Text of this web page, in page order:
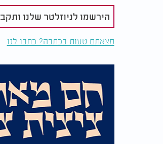
הירשמו לניוזלטר שלנו
מצאתם טעות בכתבה? כתבו לנו